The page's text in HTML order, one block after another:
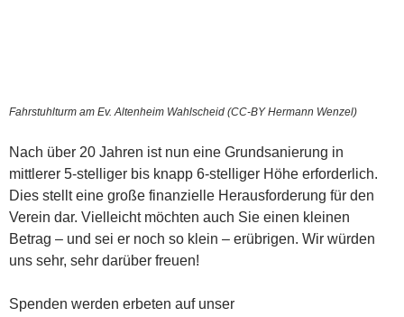
Fahrstuhlturm am Ev. Altenheim Wahlscheid (CC-BY Hermann Wenzel)
Nach über 20 Jahren ist nun eine Grundsanierung in
mittlerer 5-stelliger bis knapp 6-stelliger Höhe erforderlich.
Dies stellt eine große finanzielle Herausforderung für den
Verein dar. Vielleicht möchten auch Sie einen kleinen
Betrag – und sei er noch so klein – erübrigen. Wir würden
uns sehr, sehr darüber freuen!
Spenden werden erbeten auf unser